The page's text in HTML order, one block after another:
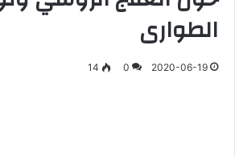
الطوارى
2020-06-19
0
14